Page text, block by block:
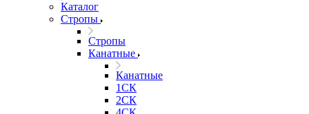
Каталог
Стропы
Стропы
Канатные
Канатные
1СК
2СК